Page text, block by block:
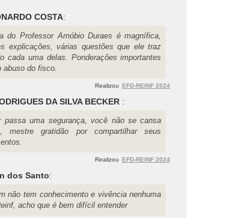
COSTA:
do Professor Arnóbio Duraes é magnífica,
explicações, várias questões que ele traz
cada uma delas. Ponderações importantes
abuso do fisco.
Realizou EFD-REINF 2024
DA SILVA BECKER :
passa uma segurança, você não se cansa
mestre gratidão por compartilhar seus
Realizou EFD-REINF 2024
dos Santo:
não tem conhecimento e vivência nenhuma
acho que é bem difícil entender